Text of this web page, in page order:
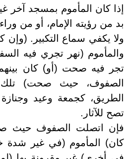
إذا كان المأموم بمسجد آخر
بد من رؤيته الإمام، أو من
ولا يكفي سماع التكبير. (وإن
والمأموم (نهر تجري فيه
تجر فيه صحت (أو) كان
الصفوف، حيث صحت) تلك
الطريق، كجمعة وعيد
تصح للآثار.
فإن اتصلت الصفوف حيث
كان) المأموم (في غير شدة